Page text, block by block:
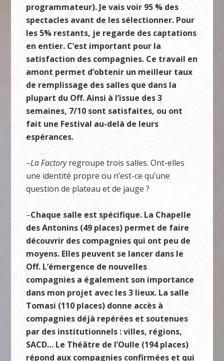
programmateur). Je vais voir 95 % des
spectacles avant de les sélectionner. Pour
les 5% restants, je regarde des captations
en entier. C’est important pour la
satisfaction des compagnies. Ce travail en
amont permet d’obtenir un meilleur taux
de remplissage des salles que dans la
plupart du Off. Ainsi à l’issue des 3
semaines, 7/10 sont satisfaites, ou ont
fait une Festival au-delà de leurs
espérances.
–La Factoryregroupe trois salles. Ont-elles
une identité propre ou n’est-ce qu’une
question de plateau et de jauge ?
–Chaque salle est spécifique. La Chapelle
des Antonins (49 places) permet de faire
découvrir des compagnies qui ont peu de
moyens. Elles peuvent se lancer dans le
Off. L’émergence de nouvelles
compagnies a également son importance
dans mon projet avec les 3 lieux. La salle
Tomasi (110 places) donne accès à
compagnies déjà repérées et soutenues
par des institutionnels : villes, régions,
SACD… Le Théâtre de l’Oulle (194 places)
répond aux compagnies confirmées et qui